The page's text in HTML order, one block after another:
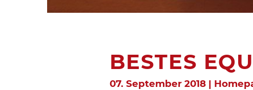
BESTES
07. September 2018 |